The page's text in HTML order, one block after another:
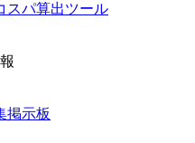
スパ算出ツール
掲示板